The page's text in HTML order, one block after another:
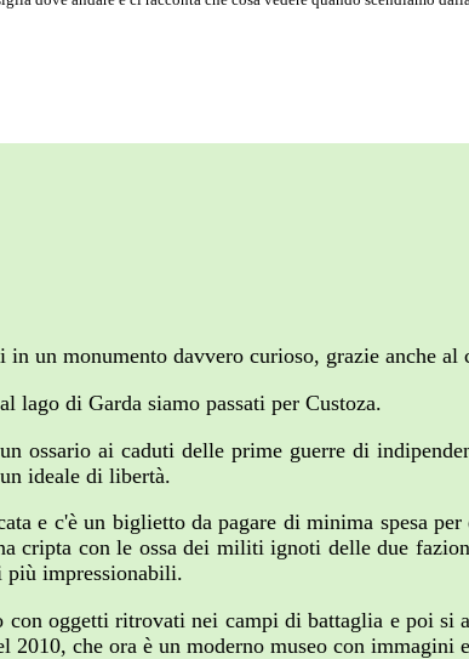
un monumento davvero curioso, grazie anche
lago di Garda siamo passati per Custoza.
ossario ai caduti delle prime guerre di
ideale di libertà.
e c'è un biglietto da pagare di minima spesa
cripta con le ossa dei militi ignoti delle due
più impressionabili.
con oggetti ritrovati nei campi di battaglia e poi
2010, che ora è un moderno museo con